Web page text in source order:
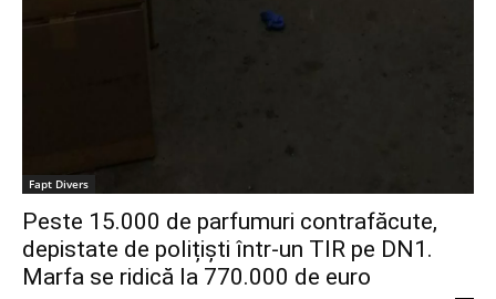
Fapt Divers
Peste 15.000 de parfumuri contrafăcute,
depistate de polițiști într-un TIR pe DN1.
Marfa se ridică la 770.000 de euro